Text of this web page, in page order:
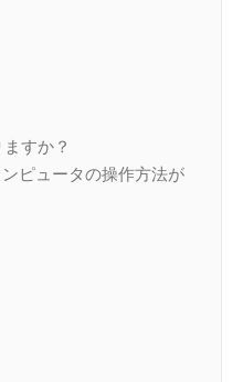
すか？
ピュータの操作方法が